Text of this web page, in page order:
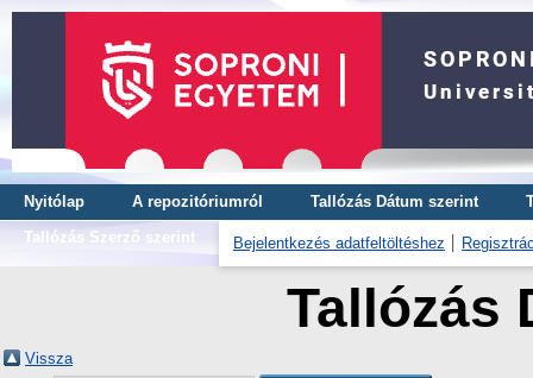
Nyitólap A repozitóriumról Tallózás Dátum szerint
Tallózás Szerző szerint
Bejelentkezés adatfeltöltéshez
Tallózás
Vissza